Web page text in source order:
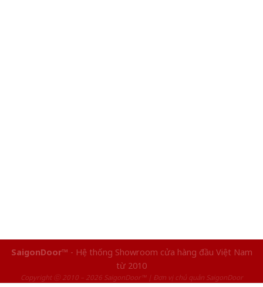
SaigonDoor™ - Hệ thống Showroom cửa hàng đầu Việt Nam
từ 2010
Copyright ⓒ 2010 – 2026 SaigonDoor™ | Đơn vị chủ quản SaigonDoor